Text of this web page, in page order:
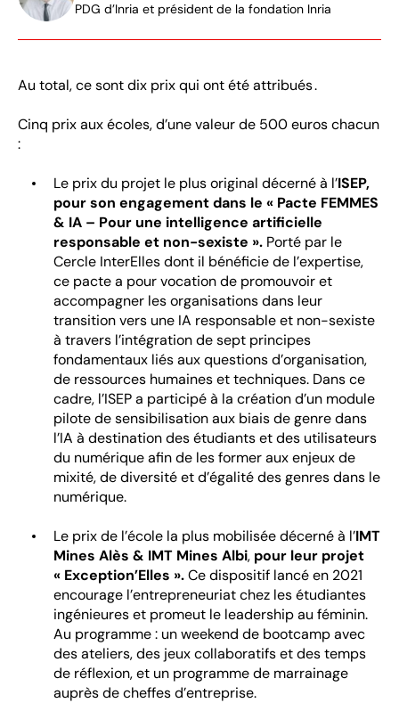
PDG d’Inria et président de la fondation Inria
Au total, ce sont dix prix qui ont été attribués .
Cinq prix aux écoles, d’une valeur de 500 euros chacun
:
Le prix du projet le plus original décerné à l’ISEP,
pour son engagement dans le « Pacte FEMMES
& IA – Pour une intelligence artificielle
responsable et non-sexiste ». Porté par le
Cercle InterElles dont il bénéficie de l’expertise,
ce pacte a pour vocation de promouvoir et
accompagner les organisations dans leur
transition vers une IA responsable et non-sexiste
à travers l’intégration de sept principes
fondamentaux liés aux questions d’organisation,
de ressources humaines et techniques. Dans ce
cadre, l’ISEP a participé à la création d’un module
pilote de sensibilisation aux biais de genre dans
l’IA à destination des étudiants et des utilisateurs
du numérique afin de les former aux enjeux de
mixité, de diversité et d’égalité des genres dans le
numérique.
Le prix de l’école la plus mobilisée décerné à l’IMT
Mines Alès & IMT Mines Albi, pour leur projet
« Exception’Elles ».Ce dispositif lancé en 2021
encourage l’entrepreneuriat chez les étudiantes
ingénieures et promeut le leadership au féminin.
Au programme : un weekend de bootcamp avec
des ateliers, des jeux collaboratifs et des temps
de réflexion, et un programme de marrainage
auprès de cheffes d’entreprise.